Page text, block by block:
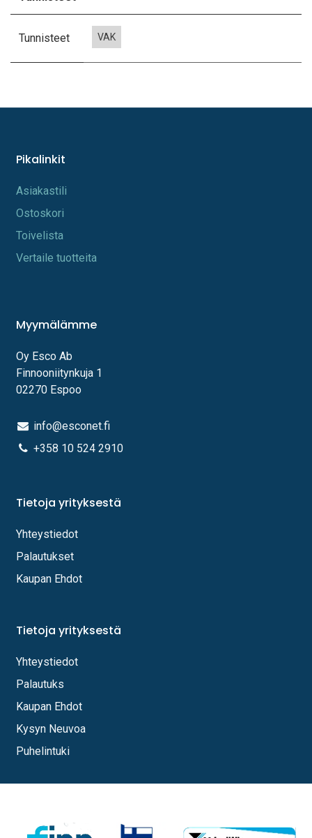
Tunnisteet VAK
Pikalinkit
A​s​iakastili
Os​toskori
Toi​velista
Vertaile tuotteita
Myymälämme
Oy Esco Ab
Finnooniitynkuja 1
02270 Espoo
info@esconet.fi
+358 10 524 2910
Tietoja yrityksestä
Yhteystiedot
Palautukset
Kaupan Ehdot
Tietoja yrityksestä
Yhteystiedot
Palautuks
Kaupan Ehdot
Kysyn Neuvoa
Puhelintuki